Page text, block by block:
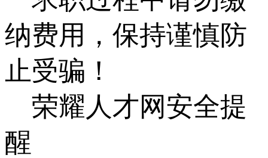
纳费用，保持谨慎防
止受骗！
荣耀人才网安全提
醒